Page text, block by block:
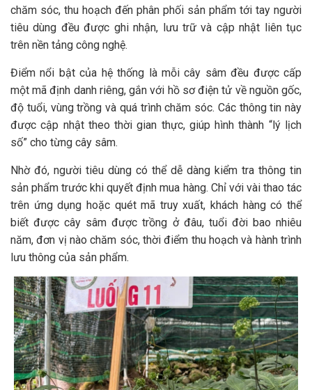
chăm sóc, thu hoạch đến phân phối sản phẩm tới tay người
tiêu dùng đều được ghi nhận, lưu trữ và cập nhật liên tục
trên nền tảng công nghệ.
Điểm nổi bật của hệ thống là mỗi cây sâm đều được cấp
một mã định danh riêng, gắn với hồ sơ điện tử về nguồn gốc,
độ tuổi, vùng trồng và quá trình chăm sóc. Các thông tin này
được cập nhật theo thời gian thực, giúp hình thành “lý lịch
số” cho từng cây sâm.
Nhờ đó, người tiêu dùng có thể dễ dàng kiểm tra thông tin
sản phẩm trước khi quyết định mua hàng. Chỉ với vài thao tác
trên ứng dụng hoặc quét mã truy xuất, khách hàng có thể
biết được cây sâm được trồng ở đâu, tuổi đời bao nhiêu
năm, đơn vị nào chăm sóc, thời điểm thu hoạch và hành trình
lưu thông của sản phẩm.